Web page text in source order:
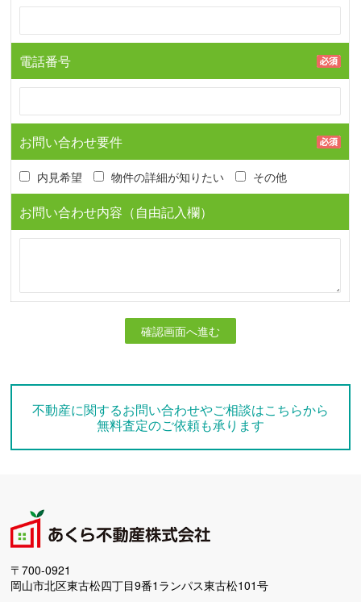
電話番号
お問い合わせ要件
内見希望 物件の詳細が知りたい その他
お問い合わせ内容（自由記入欄）
確認画面へ進む
不動産に関するお問い合わせやご相談はこちらから
無料査定のご依頼も承ります
〒700-0921
岡山市北区東古松四丁目9番1ランパス東古松101号